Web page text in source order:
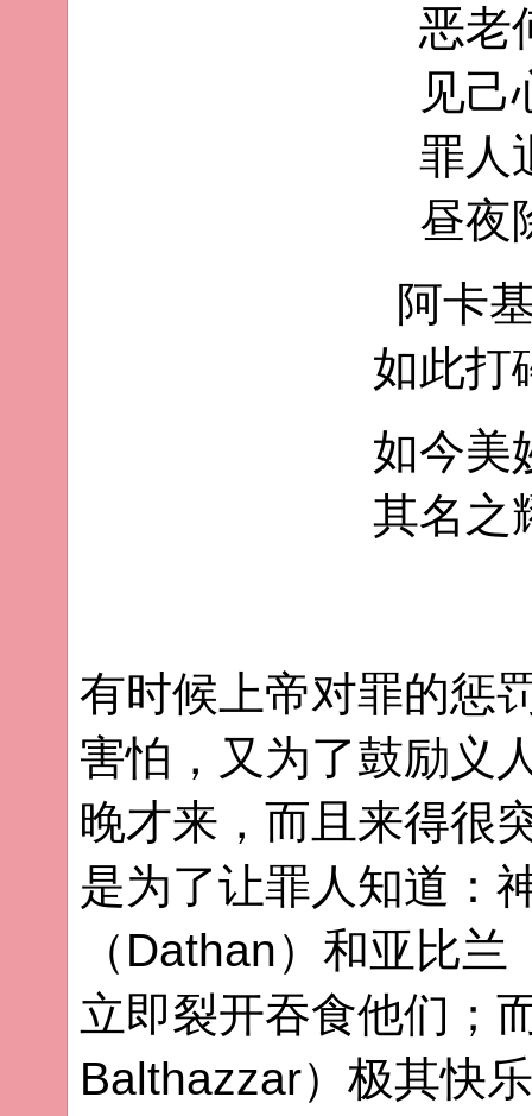
恶老
见己
罪人
昼夜
阿卡
如此打
如今美
其名之
有时候上帝对罪的惩
害怕，又为了鼓励义
晚才来，而且来得很
是为了让罪人知道：
（Dathan）和亚比
立即裂开吞食他们；
Balthazzar）极其快